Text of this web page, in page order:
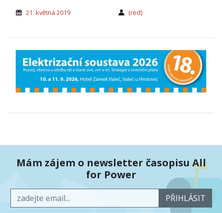
21. května 2019 (red)
Mám zájem o newsletter časopisu All
for Power
PŘIHLÁSIT